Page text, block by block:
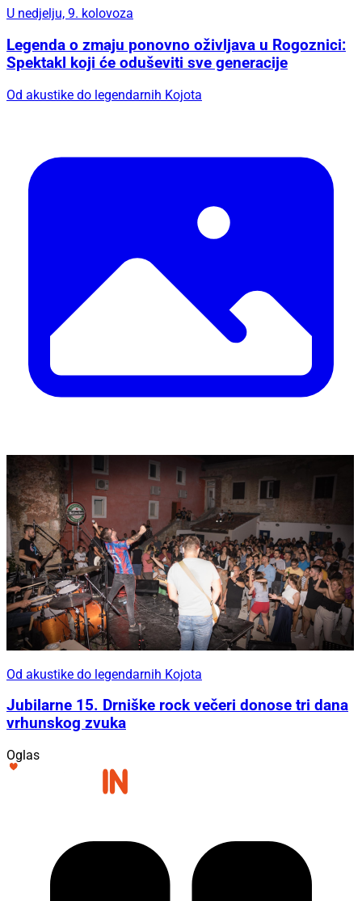
U nedjelju, 9. kolovoza
Legenda o zmaju ponovno oživljava u Rogoznici:
Spektakl koji će oduševiti sve generacije
Od akustike do legendarnih Kojota
Od akustike do legendarnih Kojota
Jubilarne 15. Drniške rock večeri donose tri dana
vrhunskog zvuka
Oglas